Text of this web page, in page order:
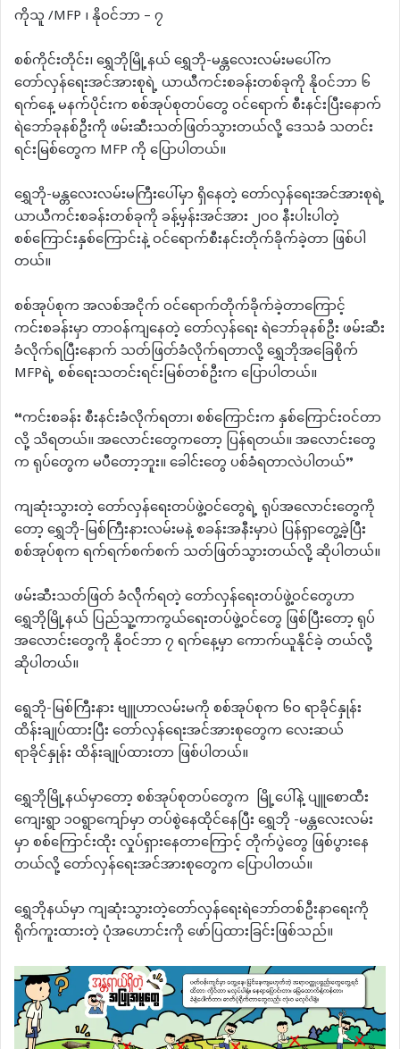
ကိုသူ /MFP ၊ နိုဝင်ဘာ – ၇
စစ်ကိုင်းတိုင်း၊ ရွှေဘိုမြို့နယ် ရွှေဘို-မန္တလေးလမ်းမပေါ်က
တော်လှန်ရေးအင်အားစုရဲ့ ယာယီကင်းစခန်းတစ်ခုကို နိုဝင်ဘာ ၆
ရက်နေ့ မနက်ပိုင်းက စစ်အုပ်စုတပ်တွေ ဝင်ရောက် စီးနင်းပြီးနောက်
ရဲဘော်ခုနစ်ဦးကို ဖမ်းဆီးသတ်ဖြတ်သွားတယ်လို့ ဒေသခံ သတင်း
ရင်းမြစ်တွေက MFP ကို ပြောပါတယ်။
ရွှေဘို-မန္တလေးလမ်းမကြီးပေါ်မှာ ရှိနေတဲ့ တော်လှန်ရေးအင်အားစုရဲ့
ယာယီကင်းစခန်းတစ်ခုကို ခန့်မှန်းအင်အား ၂၀၀ နီးပါးပါတဲ့
စစ်ကြောင်းနှစ်ကြောင်းနဲ့ ဝင်ရောက်စီးနင်းတိုက်ခိုက်ခဲ့တာ ဖြစ်ပါ
တယ်။
စစ်အုပ်စုက အလစ်အငိုက် ဝင်ရောက်တိုက်ခိုက်ခဲ့တာကြောင့်
ကင်းစခန်းမှာ တာဝန်ကျနေတဲ့ တော်လှန်ရေး ရဲဘော်ခုနစ်ဦး ဖမ်းဆီး
ခံလိုက်ရပြီးနောက် သတ်ဖြတ်ခံလိုက်ရတာလို့ ရွှေဘိုအခြေစိုက်
MFPရဲ့ စစ်ရေးသတင်းရင်းမြစ်တစ်ဦးက ပြောပါတယ်။
“ကင်းစခန်း စီးနင်းခံလိုက်ရတာ၊ စစ်ကြောင်းက နှစ်ကြောင်းဝင်တာ
လို့ သိရတယ်။ အလောင်းတွေကတော့ ပြန်ရတယ်။ အလောင်းတွေ
က ရုပ်တွေက မပီတော့ဘူး။ ခေါင်းတွေ ပစ်ခံရတာလဲပါတယ်”
ကျဆုံးသွားတဲ့ တော်လှန်ရေးတပ်ဖွဲ့ဝင်တွေရဲ့ ရုပ်အလောင်းတွေကို
တော့ ရွှေဘို-မြစ်ကြီးနားလမ်းမနဲ့ စခန်းအနီးမှာပဲ ပြန်ရှာတွေ့ခဲ့ပြီး
စစ်အုပ်စုက ရက်ရက်စက်စက် သတ်ဖြတ်သွားတယ်လို့ ဆိုပါတယ်။
ဖမ်းဆီးသတ်ဖြတ် ခံလ်ိုက်ရတဲ့ တော်လှန်ရေးတပ်ဖွဲ့ဝင်တွေဟာ
ရွှေဘိုမြို့နယ် ပြည်သူ့ကာကွယ်ရေးတပ်ဖွဲ့ဝင်တွေ ဖြစ်ပြီးတော့ ရုပ်
အလောင်းတွေကို နိုဝင်ဘာ ၇ ရက်နေ့မှာ ကောက်ယူနိုင်ခဲ့ တယ်လို့
ဆိုပါတယ်။
ရွေဘို-မြစ်ကြီးနား ဗျူဟာလမ်းမကို စစ်အုပ်စုက ၆၀ ရာခိုင်နှုန်း
ထိန်းချုပ်ထားပြီး တော်လှန်ရေးအင်အားစုတွေက လေးဆယ်
ရာခိုင်နှုန်း ထိန်းချုပ်ထားတာ ဖြစ်ပါတယ်။
ရွှေဘိုမြို့နယ်မှာတော့ စစ်အုပ်စုတပ်တွေက မြို့ပေါ်နဲ့ ပျူစောထီး
ကျေးရွာ ၁၀ရွာကျော်မှာ တပ်စွဲနေထိုင်နေပြီး ရွှေဘို -မန္တလေးလမ်း
မှာ စစ်ကြောင်းထိုး လှုပ်ရှားနေတာကြောင့် တိုက်ပွဲတွေ ဖြစ်ပွားနေ
တယ်လို့ တော်လှန်ရေးအင်အားစုတွေက ပြောပါတယ်။
ရွှေဘိုနယ်မှာ ကျဆုံးသွားတဲ့တော်လှန်ရေးရဲဘော်တစ်ဦးနာရေးကို
ရိုက်ကူးထားတဲ့ ပုံအဟောင်းကို ဖော်ပြထားခြင်းဖြစ်သည်။